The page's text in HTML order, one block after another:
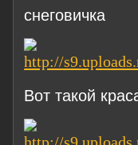
снеговичка
Вот такой